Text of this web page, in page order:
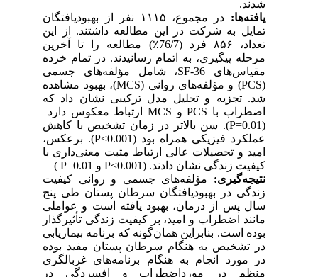
شدند.
یافته‌ها:
در مجموع‌، ۱۱۱۵ نفر از بهبودیافتگان
تمایل به شرکت در این مطالعه داشتند. از این
تعداد، ۸۵۶ فرد (76/7
٪) مطالعه را تا آخرین
مرحله پیگیری، به اتمام رسانیدند. در تمام خرده
مقیاس‌های SF-36، شامل مؤلفه‌های جسمی
(PCSو مؤلفه‌های روانیMCS)
)، بهبود مشاهده
شد. تجزیه و تحلیل مدل ترکیبی نشان داد که
اضطراب با PCSو MCSارتباط معکوس دارد
P=0.01)). سن بالاتر در زمان تشخیص با کاهش
عملکرد فیزیکی همراه بود)
(P<0.001. برعکس،
امید و تحصیلات عالی ارتباط مثبت معنی‌داری با
کیفیت زندگی نشان دادند.(
P<0.001 و P=0.01
(
نتیجه‌گیری:مؤلفه‌های جسمی و روانی کیفیت
زندگی در بهبودیافتگان سرطان پستان طی پنج
سال پس از درمان، بهبود یافته است و عواملی
مانند اضطراب و امید، بر کیفیت زندگی تأثیرگذار
بوده است. بنابراین همان‌گونه که برنامه بیماریابی
در تشخیص به هنگام سرطان پستان مفید بوده
در مورد انجام به هنگام برنامه‌های غربالگری
منظم در مورداضطراب و افسردگی د
ر